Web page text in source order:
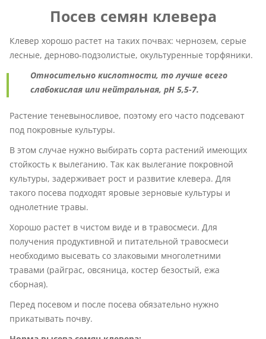
Посев семян клевера
Клевер хорошо растет на таких почвах: чернозем, серые
лесные, дерново-подзолистые, окультуренные торфяники.
Относительно кислотности, то лучше всего
слабокислая или нейтральная, pH 5,5-7.
Растение теневыносливое, поэтому его часто подсевают
под покровные культуры.
В этом случае нужно выбирать сорта растений имеющих
стойкость к вылеганию. Так как вылегание покровной
культуры, задерживает рост и развитие клевера. Для
такого посева подходят яровые зерновые культуры и
однолетние травы.
Хорошо растет в чистом виде и в травосмеси. Для
получения продуктивной и питательной травосмеси
необходимо высевать со злаковыми многолетними
травами (райграс, овсяница, костер безостый, ежа
сборная).
Перед посевом и после посева обязательно нужно
прикатывать почву.